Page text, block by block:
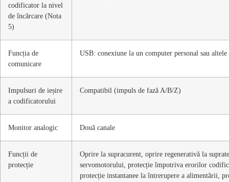
codificator la nivel
de încărcare (Nota
5)
Funcția de
comunicare
USB: conexiune la un computer personal sau
Impulsuri de ieșire
a codificatorului
Compatibil (impuls de fază A/B/Z)
Monitor analogic Două canale
Funcții de
protecție
Oprire la supracurent, oprire regenerativă la
servomotorului, protecție împotriva erorilor
protecție instantanee la întrerupere a alimentării,